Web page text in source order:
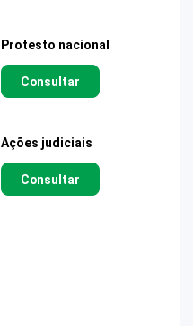
Protesto nacional
Consultar
Ações judiciais
Consultar